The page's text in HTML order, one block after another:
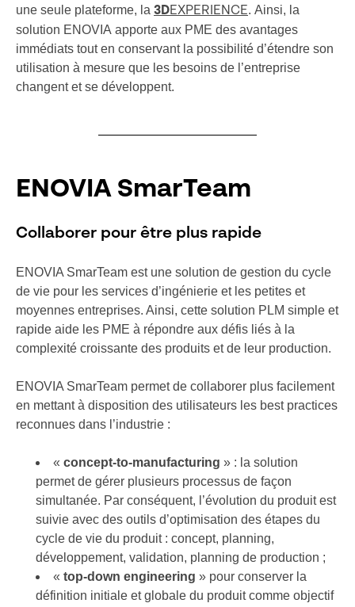
une seule plateforme, la 3DEXPERIENCE. Ainsi, la
solution ENOVIA apporte aux PME des avantages
immédiats tout en conservant la possibilité d’étendre son
utilisation à mesure que les besoins de l’entreprise
changent et se développent.
ENOVIA SmarTeam
Collaborer pour être plus rapide
ENOVIA SmarTeam est une solution de gestion du cycle
de vie pour les services d’ingénierie et les petites et
moyennes entreprises. Ainsi, cette solution PLM simple et
rapide aide les PME à répondre aux défis liés à la
complexité croissante des produits et de leur production.
ENOVIA SmarTeam permet de collaborer plus facilement
en mettant à disposition des utilisateurs les best practices
reconnues dans l’industrie :
« concept-to-manufacturing » : la solution
permet de gérer plusieurs processus de façon
simultanée. Par conséquent, l’évolution du produit est
suivie avec des outils d’optimisation des étapes du
cycle de vie du produit : concept, planning,
développement, validation, planning de production ;
« top-down engineering » pour conserver la
définition initiale et globale du produit comme objectif